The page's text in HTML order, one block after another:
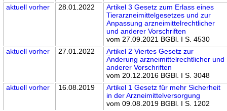
aktuell vorher 28.01.2022
Artikel 3 Gesetz zum Erlass eines
Tierarzneimittelgesetzes und zur
Anpassung arzneimittelrechtlicher
und anderer Vorschriften
vom 27.09.2021 BGBl. I S. 4530
aktuell vorher 27.01.2022
Artikel 2 Viertes Gesetz zur
Änderung arzneimittelrechtlicher und
anderer Vorschriften
vom 20.12.2016 BGBl. I S. 3048
aktuell vorher 16.08.2019
Artikel 1 Gesetz für mehr Sicherheit
in der Arzneimittelversorgung
vom 09.08.2019 BGBl. I S. 1202